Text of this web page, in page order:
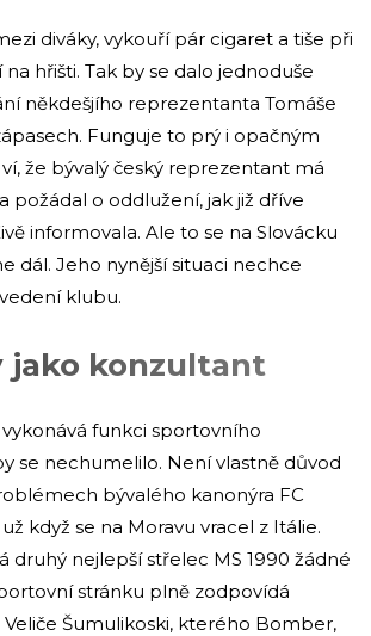
diváky, vykouří pár cigaret a tiše při
hřišti. Tak by se dalo jednoduše
někdešjího reprezentanta Tomáše
Funguje to prý i opačným
že bývalý český reprezentant má
požádal o oddlužení, jak již dříve
informovala. Ale to se na Slovácku
dál. Jeho nynější situaci nechce
klubu.
jako konzultant
funkci sportovního
se nechumelilo. Není vlastně důvod
bývalého kanonýra FC
když se na Moravu vracel z Itálie.
druhý nejlepší střelec MS 1990 žádné
stránku plně zodpovídá
Šumulikoski, kterého Bomber,